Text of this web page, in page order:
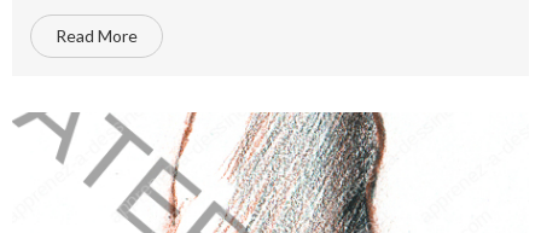
Read More